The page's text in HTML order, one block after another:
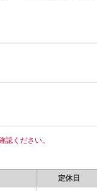
認ください。
定休日